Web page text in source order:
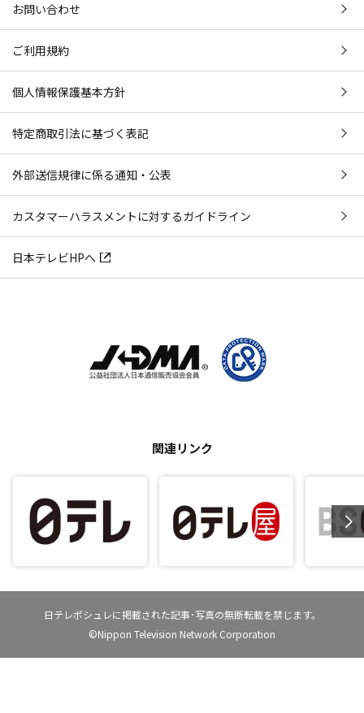
お問い合わせ
ご利用規約
個人情報保護基本方針
特定商取引法に基づく表記
外部送信規律に係る通知・公表
カスタマーハラスメントに対するガイドライン
日本テレビHPへ
関連リンク
日テレポシュレに掲載された記事･写真の無断転載を禁じます。
©Nippon Television Network Corporation